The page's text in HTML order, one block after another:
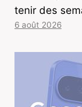
tenir des
6 août 2026